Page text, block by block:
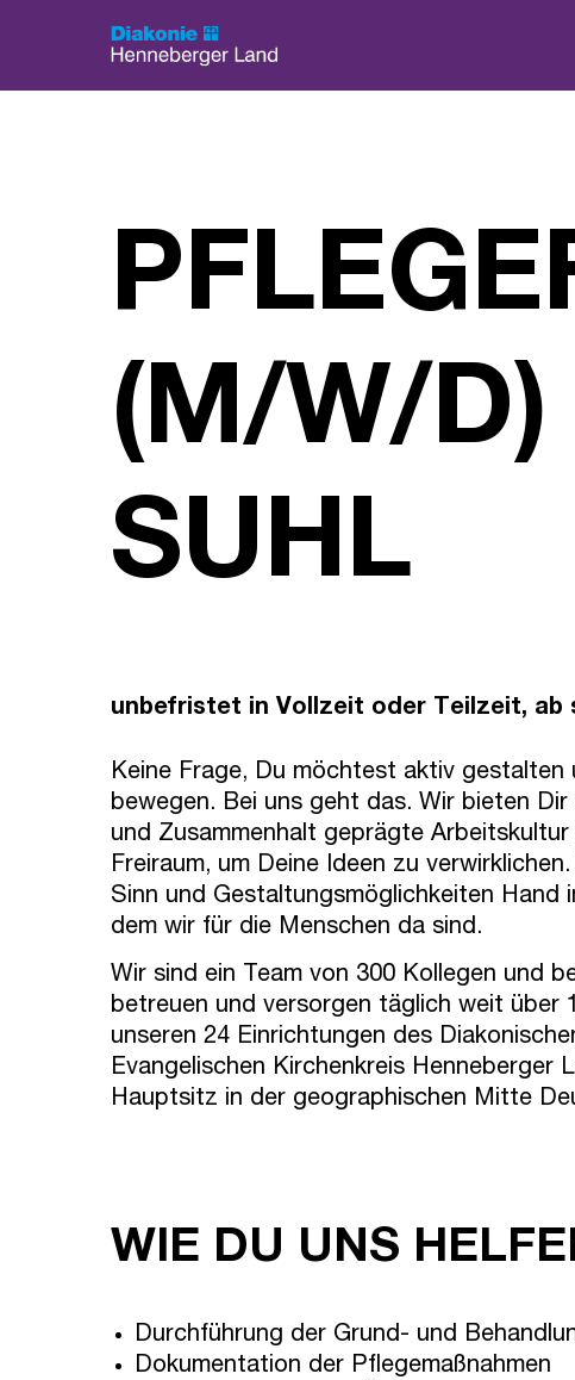
(M/W/D)
SUHL
unbefristet in Vollzeit oder Teilzeit, ab
Keine Frage, Du möchtest aktiv gestalten
bewegen. Bei uns geht das. Wir bieten Dir
und Zusammenhalt geprägte
Freiraum, um Deine Ideen zu
Sinn und Gestaltungsmöglichkeiten Hand
dem wir für die Menschen da sind.
Wir sind ein Team von 300 Kollegen und
betreuen und versorgen täglich weit über
unseren 24 Einrichtungen des
Evangelischen Kirchenkreis Henneberger
Hauptsitz in der geographischen Mitte
WIE DU UNS
Durchführung der Grund- und
Dokumentation der Pflegemaßnahmen